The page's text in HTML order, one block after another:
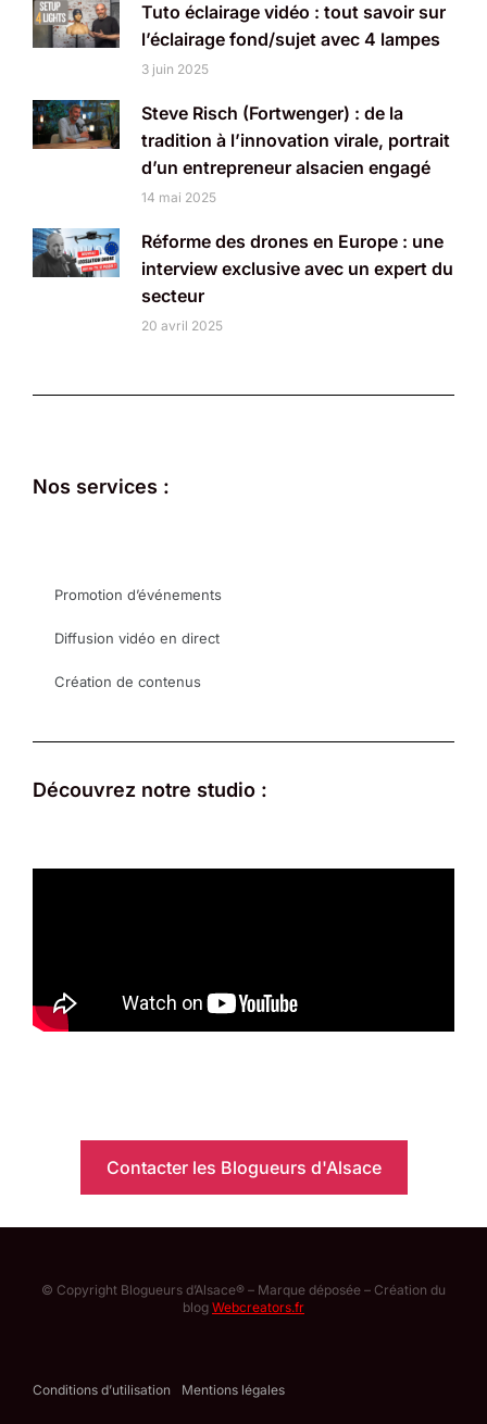
Tuto éclairage vidéo : tout savoir sur
l’éclairage fond/sujet avec 4 lampes
3 juin 2025
Steve Risch (Fortwenger) : de la
tradition à l’innovation virale, portrait
d’un entrepreneur alsacien engagé
14 mai 2025
Réforme des drones en Europe : une
interview exclusive avec un expert du
secteur
20 avril 2025
Nos services :
Promotion d’événements
Diffusion vidéo en direct
Création de contenus
Découvrez notre studio :
Contacter les Blogueurs d'Alsace
© Copyright Blogueurs d’Alsace® – Marque déposée – Création du
blog Webcreators.fr
Conditions d’utilisation Mentions légales